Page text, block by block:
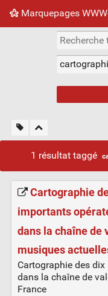
Marquepages
Nuage de tags
1 résultat taggé
Cartographie
importants
dans la chaîne de
musiques
Cartographie des
dans la chaîne de
France